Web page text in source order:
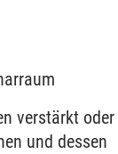
verstärkt
und dessen